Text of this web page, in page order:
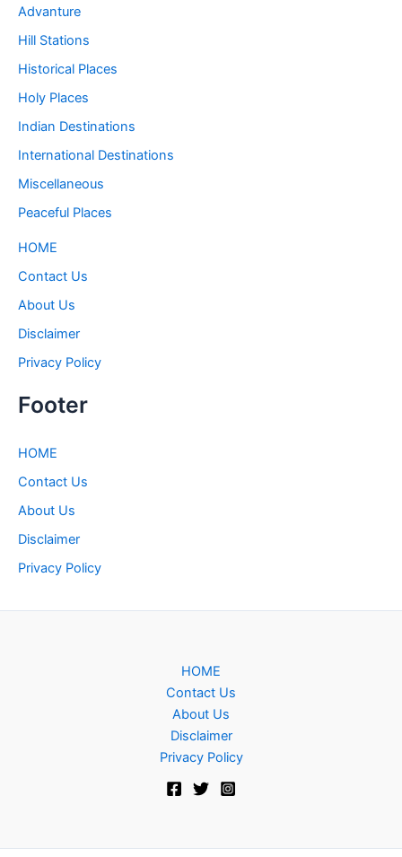
Advanture
Hill Stations
Historical Places
Holy Places
Indian Destinations
International Destinations
Miscellaneous
Peaceful Places
HOME
Contact Us
About Us
Disclaimer
Privacy Policy
Footer
HOME
Contact Us
About Us
Disclaimer
Privacy Policy
HOME
Contact Us
About Us
Disclaimer
Privacy Policy